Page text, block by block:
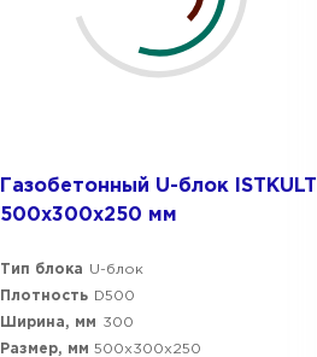
Газобетонный U-блок ISTKULT
500х300х250 мм
Тип блока
U-блок
Плотность
D500
Ширина, мм
300
Размер, мм 500х300х250